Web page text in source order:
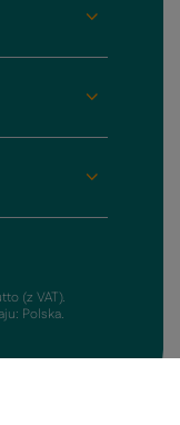
(z VAT).
Polska.